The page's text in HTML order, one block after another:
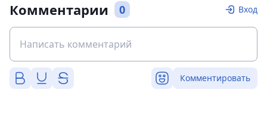
Комментарии 0 Вход
Комментировать